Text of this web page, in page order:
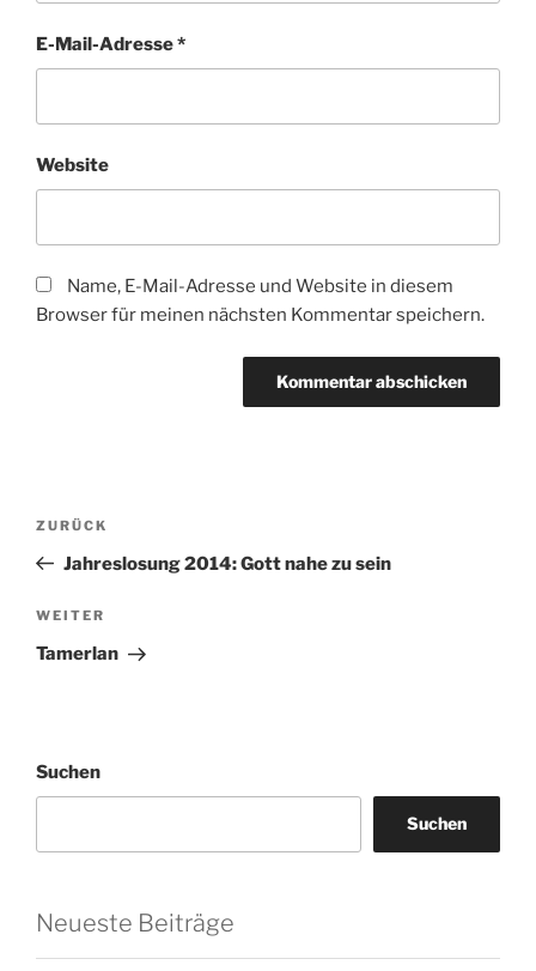
E-Mail-Adresse*
Website
Name, E-Mail-Adresse und Website in diesem
Browser für meinen nächsten Kommentar speichern.
Beitragsnavigation
Vorheriger
Beitrag
ZURÜCK
Jahreslosung 2014: Gott nahe zu sein
Nächster
Beitrag
WEITER
Tamerlan
Suchen
Suchen
Neueste Beiträge